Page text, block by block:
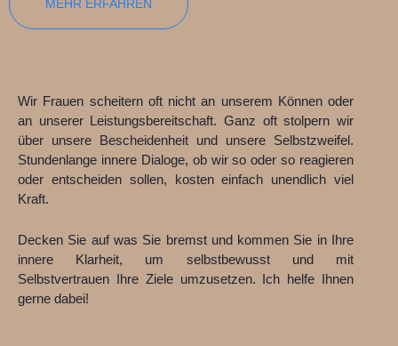
MEHR ERFAHREN
Wir Frauen scheitern oft nicht an unserem Können oder
an unserer Leistungsbereitschaft. Ganz oft stolpern wir
über unsere Bescheidenheit und unsere Selbstzweifel.
Stundenlange innere Dialoge, ob wir so oder so reagieren
oder entscheiden sollen, kosten einfach unendlich viel
Kraft.
Decken Sie auf was Sie bremst und kommen Sie in Ihre
innere Klarheit, um selbstbewusst und mit
Selbstvertrauen Ihre Ziele umzusetzen. Ich helfe Ihnen
gerne dabei!